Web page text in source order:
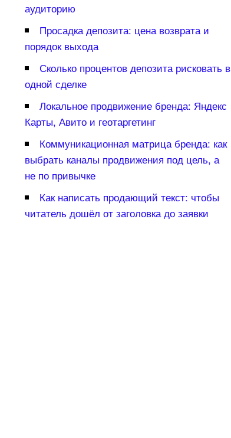
аудиторию
Просадка депозита: цена возврата и
порядок выхода
Сколько процентов депозита рисковать
одной сделке
Локальное продвижение бренда: Яндекс
Карты, Авито и геотаргетин
Коммуникационная матрица бренда: как
ыбрать каналы продвижения под цель, а
не по привычке
Как написать продающий текст: чтобы
читатель дошёл от заголовка до заявки